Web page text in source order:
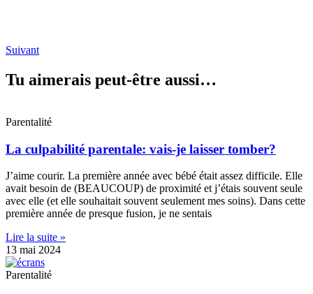
Suivant
Tu aimerais peut-être aussi…
Parentalité
La culpabilité parentale: vais-je laisser tomber?
J’aime courir. La première année avec bébé était assez difficile. Elle
avait besoin de (BEAUCOUP) de proximité et j’étais souvent seule
avec elle (et elle souhaitait souvent seulement mes soins). Dans cette
première année de presque fusion, je ne sentais
Lire la suite »
13 mai 2024
Parentalité